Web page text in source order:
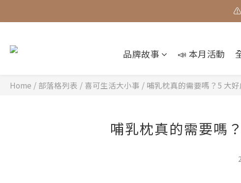
品牌故事 📣 本月活動
Home / 部落格列表 / 喜可生活大小事 / 哺乳枕真的需要嗎？5 大好
哺乳枕真的需要嗎